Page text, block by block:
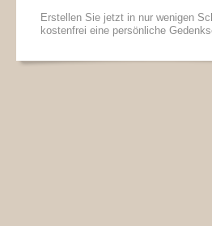
Erstellen Sie jetzt in nur wenigen
kostenfrei eine persönliche